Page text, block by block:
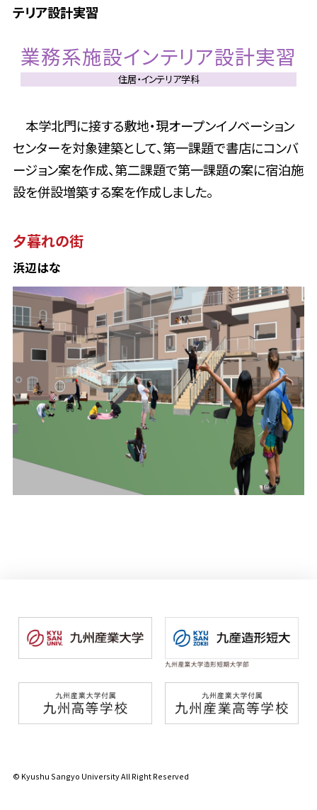
テリア設計実習
業務系施設インテリア設計実習
住居・インテリア学科
本学北門に接する敷地・現オープンイノベーション
センターを対象建築として、第一課題で書店にコンバ
ージョン案を作成、第二課題で第一課題の案に宿泊施
設を併設増築する案を作成しました。
夕暮れの街
浜辺はな
© Kyushu Sangyo University All Right Reserved